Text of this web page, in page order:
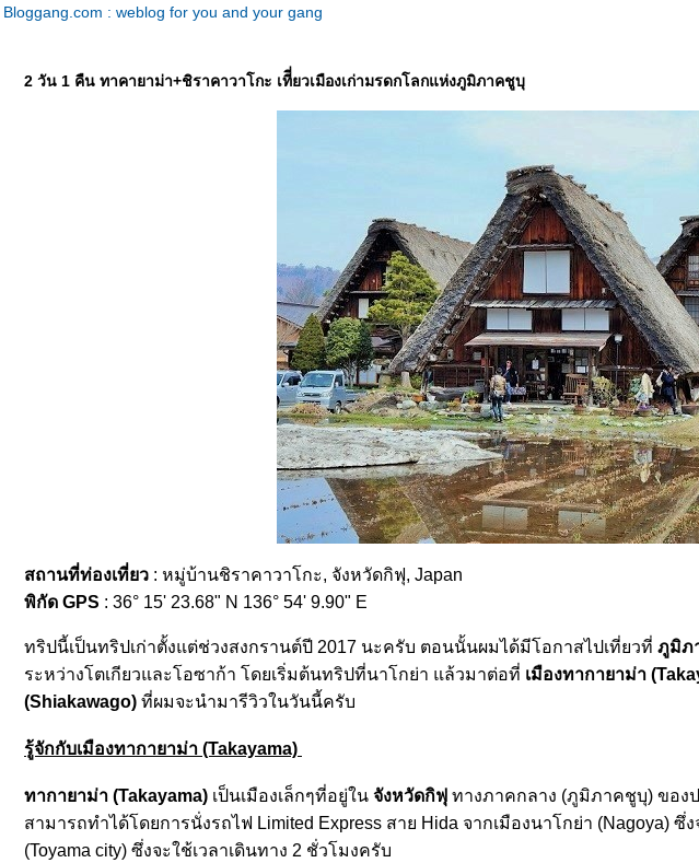
Bloggang.com : weblog for you and your gang
2 วัน 1 คืน ทาคายาม่า+ชิราคาวาโกะ เทีี่ยวเมืองเก่ามรดกโลกแห่งภูมิภาคชูบุ
สถานที่ท่องเที่ยว : หมู่บ้านชิราคาวาโกะ, จังหวัดกิฟุ, Japan
พิกัด GPS : 36° 15' 23.68" N 136° 54' 9.90" E
ทริปนี้เป็นทริปเก่าตั้งแต่ช่วงสงกรานต์ปี 2017 นะครับ ตอนนั้นผมได้มีโอกาสไปเที่ยวที่ ภูมิภ
ระหว่างโตเกียวและโอซาก้า โดยเริ่มต้นทริปที่นาโกย่า แล้วมาต่อที่ เมืองทากายาม่า
(Shiakawago) ที่ผมจะนำมารีวิวในวันนี้ครับ
รู้จักกับเมืองทากายาม่า (Takayama)
ทากายาม่า (Takayama) เป็นเมืองเล็กๆที่อยู่ใน จังหวัดกิฟุ ทางภาคกลาง (ภูมิภาคชูบุ) ของ
สามารถทำได้โดยการนั่งรถไฟ Limited Express สาย Hida จากเมืองนาโกย่า (Nagoya) ซึ่
(Toyama city) ซึ่งจะใช้เวลาเดินทาง 2 ชั่วโมงครับ